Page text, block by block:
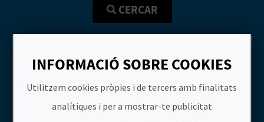
U
CERCAR
mapa
PDF
1 2 3 4
INFORMACIÓ SOBRE COOKIES
Utilitzem cookies pròpies i de tercers amb finalitats
analítiques i per a mostrar-te publicitat